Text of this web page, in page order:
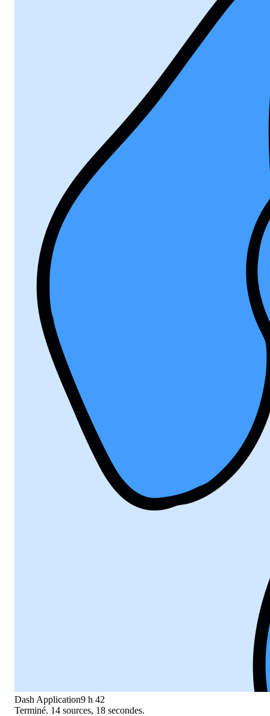
Dash Application9 h 42
Terminé. 14 sources, 18 secondes.